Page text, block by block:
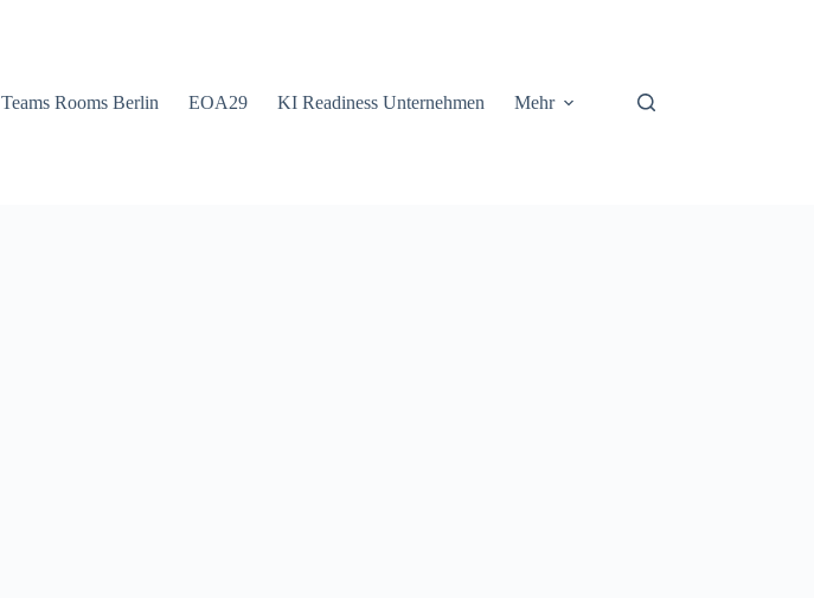
Teams Rooms Berlin EOA29 KI Readiness Unternehmen Mehr